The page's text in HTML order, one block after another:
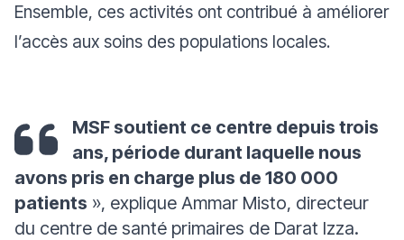
Ensemble, ces activités ont contribué à améliorer
l’accès aux soins des populations locales.
MSF soutient ce centre depuis trois
ans, période durant laquelle nous
avons pris en charge plus de 180 000
patients », explique Ammar Misto, directeur
du centre de santé primaires de Darat Izza.